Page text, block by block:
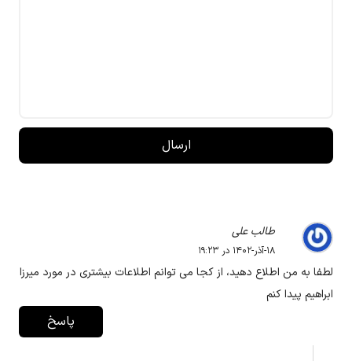
طالب علی
۱۸-آذر-۱۴۰۲ در ۱۹:۲۳
لطفا به من اطلاع دهید، از کجا می توانم اطلاعات بیشتری در مورد میرزا
ابراهیم پیدا کنم
پاسخ